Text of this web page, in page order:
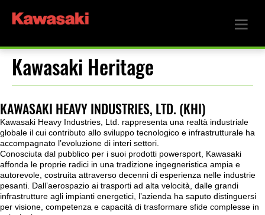
Kawasaki Heritage
KAWASAKI HEAVY INDUSTRIES, LTD. (KHI)
Kawasaki Heavy Industries, Ltd. rappresenta una realtà industriale
globale il cui contributo allo sviluppo tecnologico e infrastrutturale ha
accompagnato l’evoluzione di interi settori.
Conosciuta dal pubblico per i suoi prodotti powersport, Kawasaki
affonda le proprie radici in una tradizione ingegneristica ampia e
autorevole, costruita attraverso decenni di esperienza nelle industrie
pesanti. Dall’aerospazio ai trasporti ad alta velocità, dalle grandi
infrastrutture agli impianti energetici, l’azienda ha saputo distinguersi
per visione, competenza e capacità di trasformare sfide complesse in